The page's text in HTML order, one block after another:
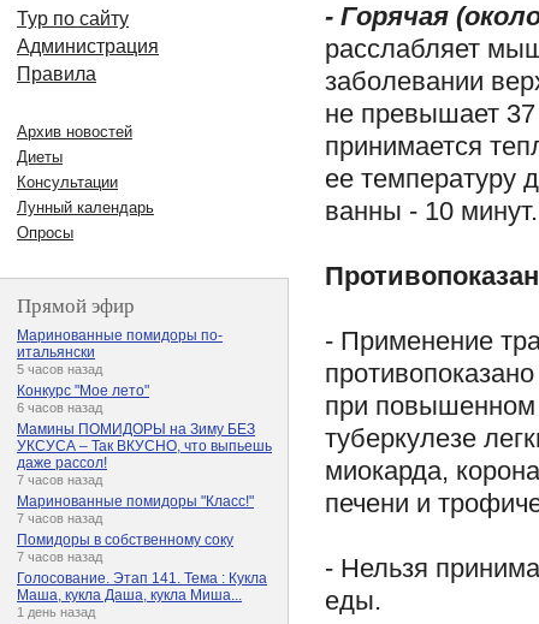
- Горячая
расслабляет
заболевании
не превышает 37
принимается
ее температуру
ванны - 10 минут.
- Применение
при повышенном
туберкулезе
миокарда,
печени и
- Нельзя
еды.
Тур по сайту
Администрация
Правила
Архив новостей
Диеты
Консультации
Лунный календарь
Опросы
Прямой эфир
Маринованные помидоры по-
итальянски
5 часов назад
Конкурс "Мое лето"
6 часов назад
Мамины ПОМИДОРЫ на Зиму БЕЗ
УКСУСА – Так ВКУСНО, что выпьешь
даже рассол!
7 часов назад
Маринованные помидоры "Класс!"
7 часов назад
Помидоры в собственному соку
7 часов назад
Голосование. Этап 141. Тема : Кукла
Маша, кукла Даша, кукла Миша...
1 день назад